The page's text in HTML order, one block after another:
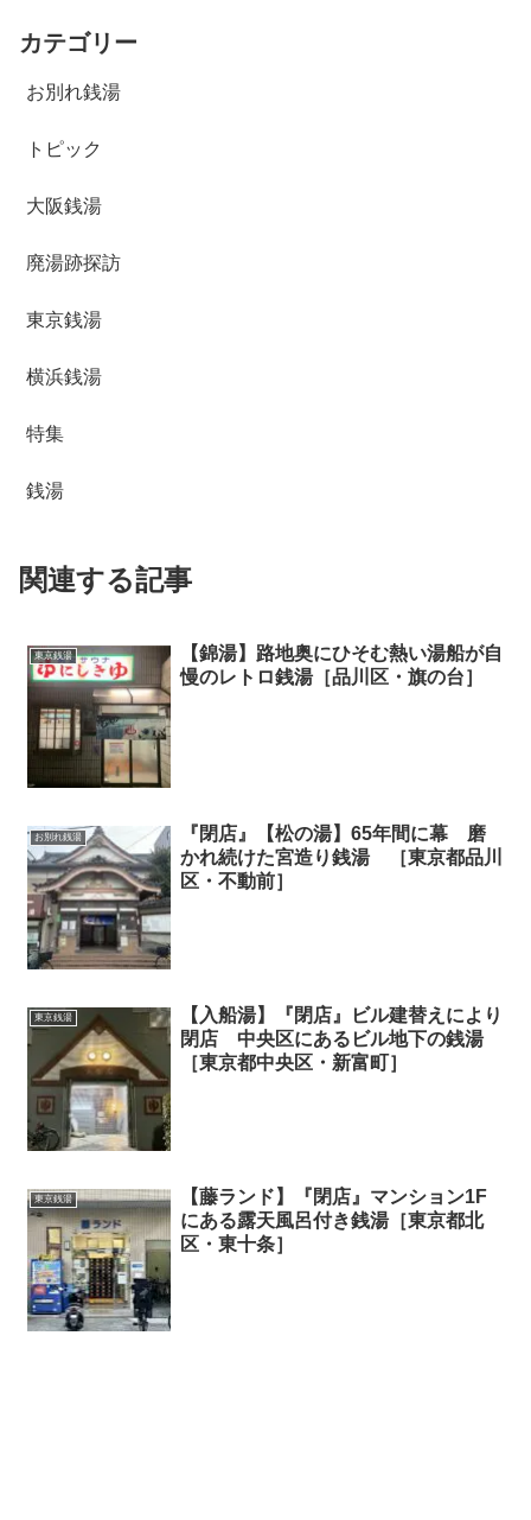
カテゴリー
お別れ銭湯
トピック
大阪銭湯
廃湯跡探訪
東京銭湯
横浜銭湯
特集
銭湯
関連する記事
東京銭湯
【錦湯】路地奥にひそむ熱い湯船が自
慢のレトロ銭湯［品川区・旗の台］
お別れ銭湯
『閉店』【松の湯】65年間に幕 磨
かれ続けた宮造り銭湯 ［東京都品川
区・不動前］
東京銭湯
【入船湯】『閉店』ビル建替えにより
閉店 中央区にあるビル地下の銭湯
［東京都中央区・新富町］
東京銭湯
【藤ランド】『閉店』マンション1F
にある露天風呂付き銭湯［東京都北
区・東十条］